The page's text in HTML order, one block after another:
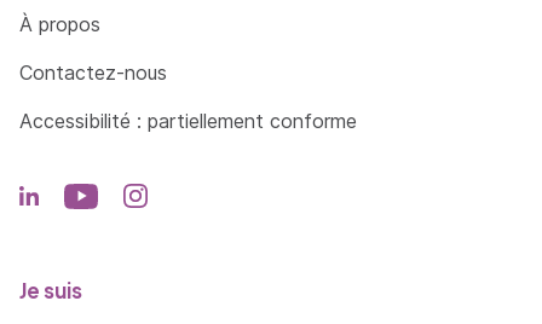
Côté Formations
À propos
Contactez-nous
Accessibilité : partiellement conforme
Je suis